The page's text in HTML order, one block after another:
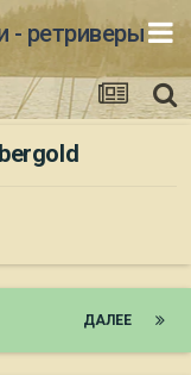
- ретриверы
ДАЛЕЕ